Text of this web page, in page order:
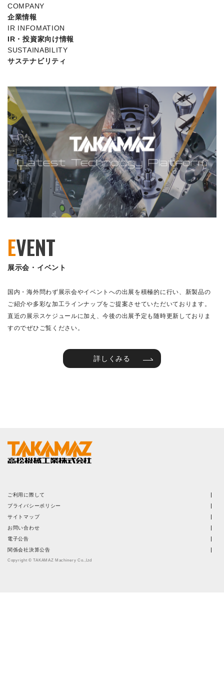
COMPANY
企業情報
IR INFOMATION
IR・投資家向け情報
SUSTAINABILITY
サステナビリティ
EVENT
展示会・イベント
国内・海外問わず展示会やイベントへの出展を積極的に行い、新製品の
ご紹介や多彩な加工ラインナップをご提案させていただいております。
直近の展示スケジュールに加え、今後の出展予定も随時更新しておりま
すのでぜひご覧ください。
詳しくみる
ご利用に際して
プライバシーポリシー
サイトマップ
お問い合わせ
電子公告
関係会社決算公告
Copyright © TAKAMAZ Machinery Co.,Ltd